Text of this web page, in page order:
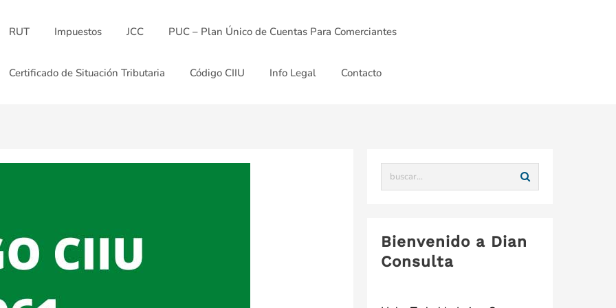
RUT Impuestos JCC PUC – Plan Único de Cuentas Para Comerciantes
Certificado de Situación Tributaria Código CIIU Info Legal Contacto
Bienvenido a Dian
Consulta